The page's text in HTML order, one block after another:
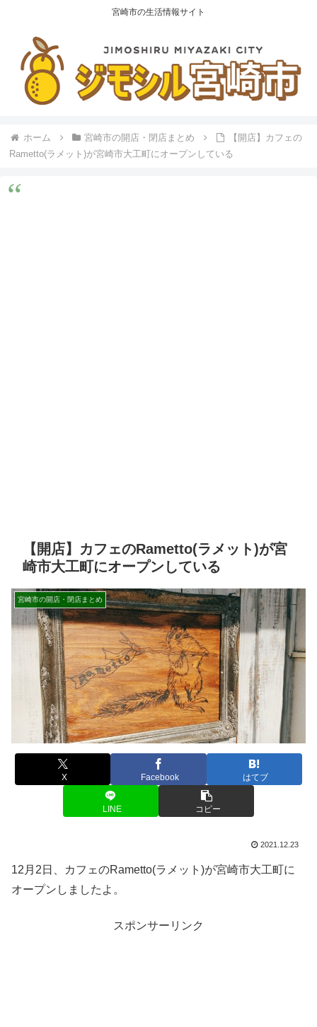
宮崎市の生活情報サイト
ホーム 宮崎市の開店・閉店まとめ
【開店】カフェの
Rametto(ラメット)が宮崎市大工町にオープンしている
【開店】カフェのRametto(ラメット)が宮
崎市大工町にオープンしている
宮崎市の開店・閉店まとめ
X Facebook はてブ
LINE コピー
2021.12.23
12月2日、カフェのRametto(ラメット)が宮崎市大工町に
オープンしましたよ。
スポンサーリンク